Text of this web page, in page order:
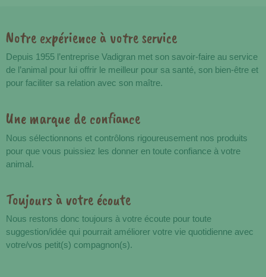
Avantages
Notre expérience à votre service
Depuis 1955 l’entreprise Vadigran met son savoir-faire au service
de l’animal pour lui offrir le meilleur pour sa santé, son bien-être et
pour faciliter sa relation avec son maître.
Une marque de confiance
Nous sélectionnons et contrôlons rigoureusement nos produits
pour que vous puissiez les donner en toute confiance à votre
animal.
Toujours à votre écoute
Nous restons donc toujours à votre écoute pour toute
suggestion/idée qui pourrait améliorer votre vie quotidienne avec
votre/vos petit(s) compagnon(s).